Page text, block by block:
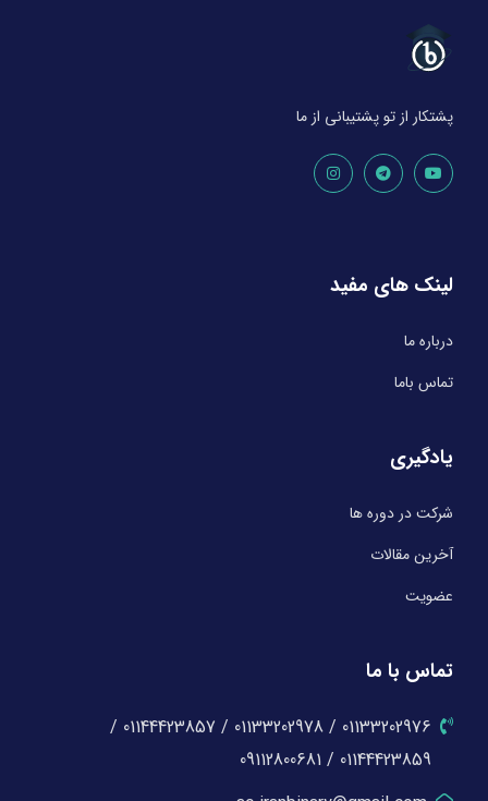
پشتکار از تو پشتیبانی از ما
لینک های مفید
درباره ما
تماس باما
یادگیری
شرکت در دوره ها
آخرین مقالات
عضویت
تماس با ما
01133202976 / 01133202978 / 01144423857 /
01144423859 / 09112800681